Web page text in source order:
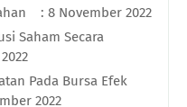
: 8 November 2022
Saham Secara
Pada Bursa Efek
2022